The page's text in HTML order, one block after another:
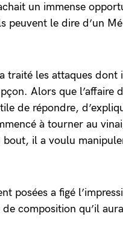
un immense
peuvent le dire d’un
traité les attaques dont
Alors que l’affaire
de répondre,
à tourner au
bout, il a voulu
posées a figé
composition qu’il